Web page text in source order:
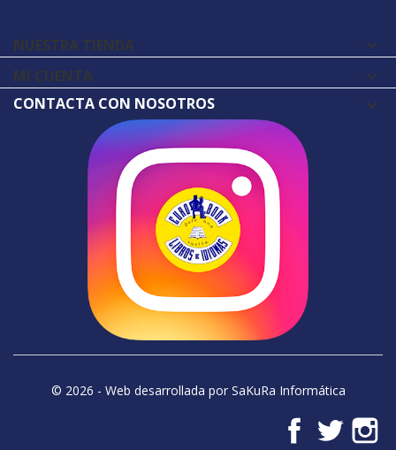
NUESTRA TIENDA 
MI CUENTA 
CONTACTA CON NOSOTROS
© 2026 - Web desarrollada por SaKuRa Informática